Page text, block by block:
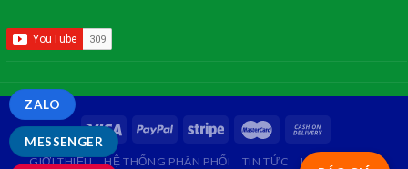
GIỚI THIỆU HỆ THỐNG PHÂN PHỐI TIN TỨC LIÊN HỆ
MESSENGER
ZALO